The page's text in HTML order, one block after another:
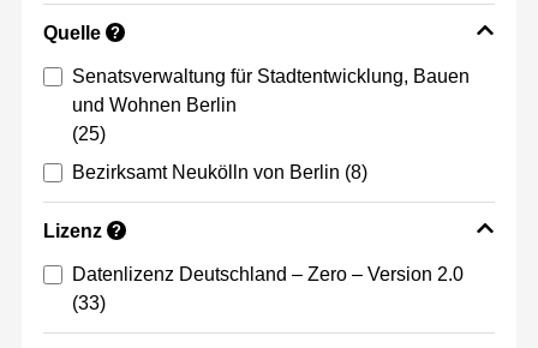
Quelle ?
Senatsverwaltung für Stadtentwicklung, Bauen
und Wohnen Berlin
(25)
Bezirksamt Neukölln von Berlin (8)
Lizenz ?
Datenlizenz Deutschland – Zero – Version 2.0
(33)